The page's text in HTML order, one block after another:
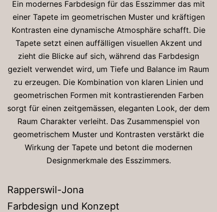
Ein modernes Farbdesign für das Esszimmer das mit
einer Tapete im geometrischen Muster und kräftigen
Kontrasten eine dynamische Atmosphäre schafft. Die
Tapete setzt einen auffälligen visuellen Akzent und
zieht die Blicke auf sich, während das Farbdesign
gezielt verwendet wird, um Tiefe und Balance im Raum
zu erzeugen. Die Kombination von klaren Linien und
geometrischen Formen mit kontrastierenden Farben
sorgt für einen zeitgemässen, eleganten Look, der dem
Raum Charakter verleiht. Das Zusammenspiel von
geometrischem Muster und Kontrasten verstärkt die
Wirkung der Tapete und betont die modernen
Designmerkmale des Esszimmers.
Rapperswil-Jona
Farbdesign und Konzept